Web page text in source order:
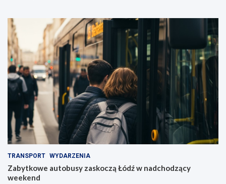
TRANSPORT WYDARZENIA
Zabytkowe autobusy zaskoczą Łódź w nadchodzący
weekend